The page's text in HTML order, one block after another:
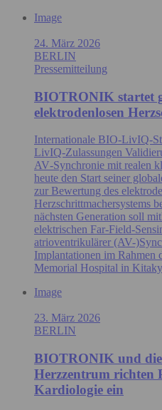
Image
24. März 2026
BERLIN
Pressemitteilung
BIOTRONIK startet
elektrodenlosen
Internationale
LivIQ‑Zulassungen
AV‑Synchronie mit realen
heute den Start seiner
zur Bewertung des
Herzschrittmachersystems
nächsten Generation soll
elektrischen
atrioventrikulärer (AV-
Implantationen im Rahmen
Memorial Hospital in
Image
23. März 2026
BERLIN
BIOTRONIK und die
Herzzentrum richten
Kardiologie ein